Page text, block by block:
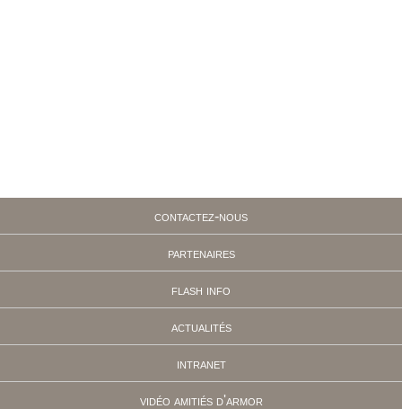
contactez-nous
partenaires
flash info
actualités
intranet
vidéo amitiés d'armor